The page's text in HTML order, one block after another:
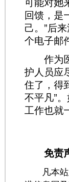
可能对她
回馈，是
己。”后
个电子邮
作为医
护人员应
住了，得
不平凡”
工作也就
免责
凡本站及